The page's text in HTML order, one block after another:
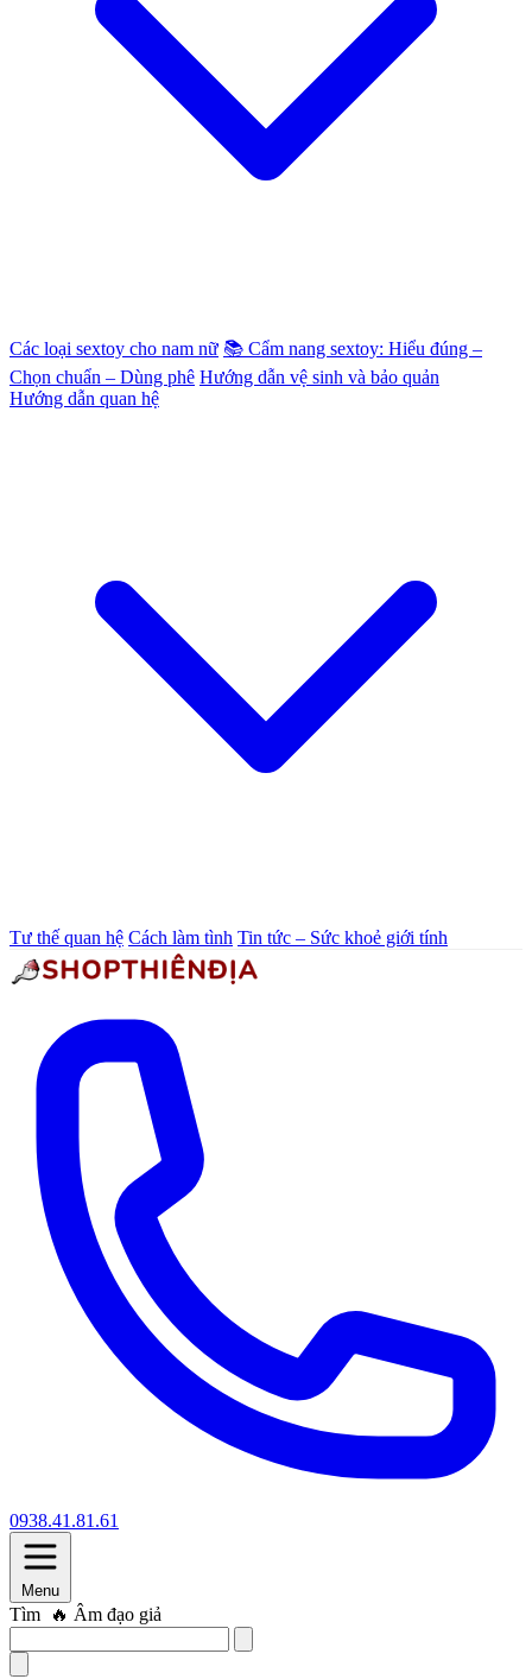
Các loại sextoy cho nam nữ 📚 Cẩm nang sextoy: Hiểu đúng –
Chọn chuẩn – Dùng phê Hướng dẫn vệ sinh và bảo quản
Hướng dẫn quan hệ
Tư thế quan hệ Cách làm tình Tin tức – Sức khoẻ giới tính
0938.41.81.61
Menu
Tìm 🔥 Trứng rung